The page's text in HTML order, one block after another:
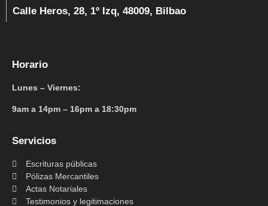
Calle Heros, 28, 1º Izq, 48009, Bilbao
Horario
Lunes – Viernes:
9am a 14pm – 16pm a 18:30pm
Servicios
Escrituras públicas
Pólizas Mercantiles
Actas Notariales
Testimonios y legitimaciones